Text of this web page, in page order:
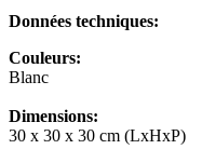
Données techniques:
Couleurs:
Blanc
Dimensions:
30 x 30 x 30 cm (LxHxP)